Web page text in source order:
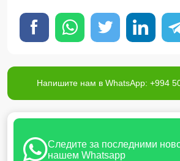
Напишите нам в WhatsApp: +994
Следите за последними
нашем Whatsapp